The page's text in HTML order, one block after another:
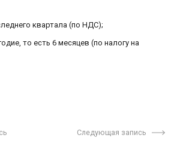
квартала (по НДС);
то есть 6 месяцев (по налогу на
Следующая запись